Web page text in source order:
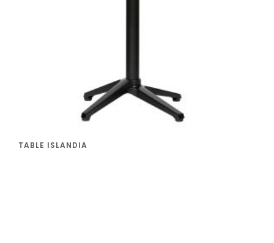
TABLE ISLANDIA